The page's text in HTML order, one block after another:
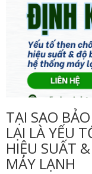
TẠI SAO
LẠI LÀ YẾU
HIỆU SUẤT
MÁY LẠNH